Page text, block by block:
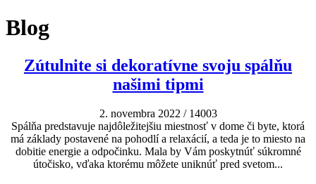
Blog
Zútulnite si dekoratívne svoju spálňu
našimi tipmi
2. novembra 2022 / 14003
Spálňa predstavuje najdôležitejšiu miestnosť v dome či byte, ktorá
má základy postavené na pohodlí a relaxácií, a teda je to miesto na
dobitie energie a odpočinku. Mala by Vám poskytnúť súkromné
útočisko, vďaka ktorému môžete uniknúť pred svetom...